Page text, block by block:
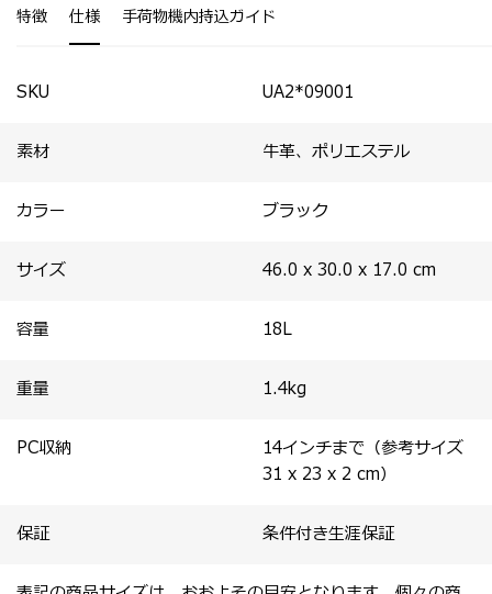
・スーツからカジュアルスタイルまで幅広くマッチしま
特徴 仕様 手荷物機内持込ガイド
SKU UA2*09001
素材 牛革、ポリエステル
カラー ブラック
サイズ 46.0 x 30.0 x 17.0 cm
容量 18L
重量 1.4kg
PC収納
14インチまで（参考サイズ
31 x 23 x 2 cm）
保証 条件付き生涯保証